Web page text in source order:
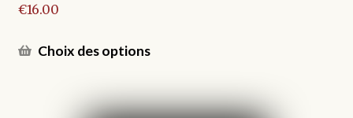
€16.00
Choix des optionsCe
plusieurs